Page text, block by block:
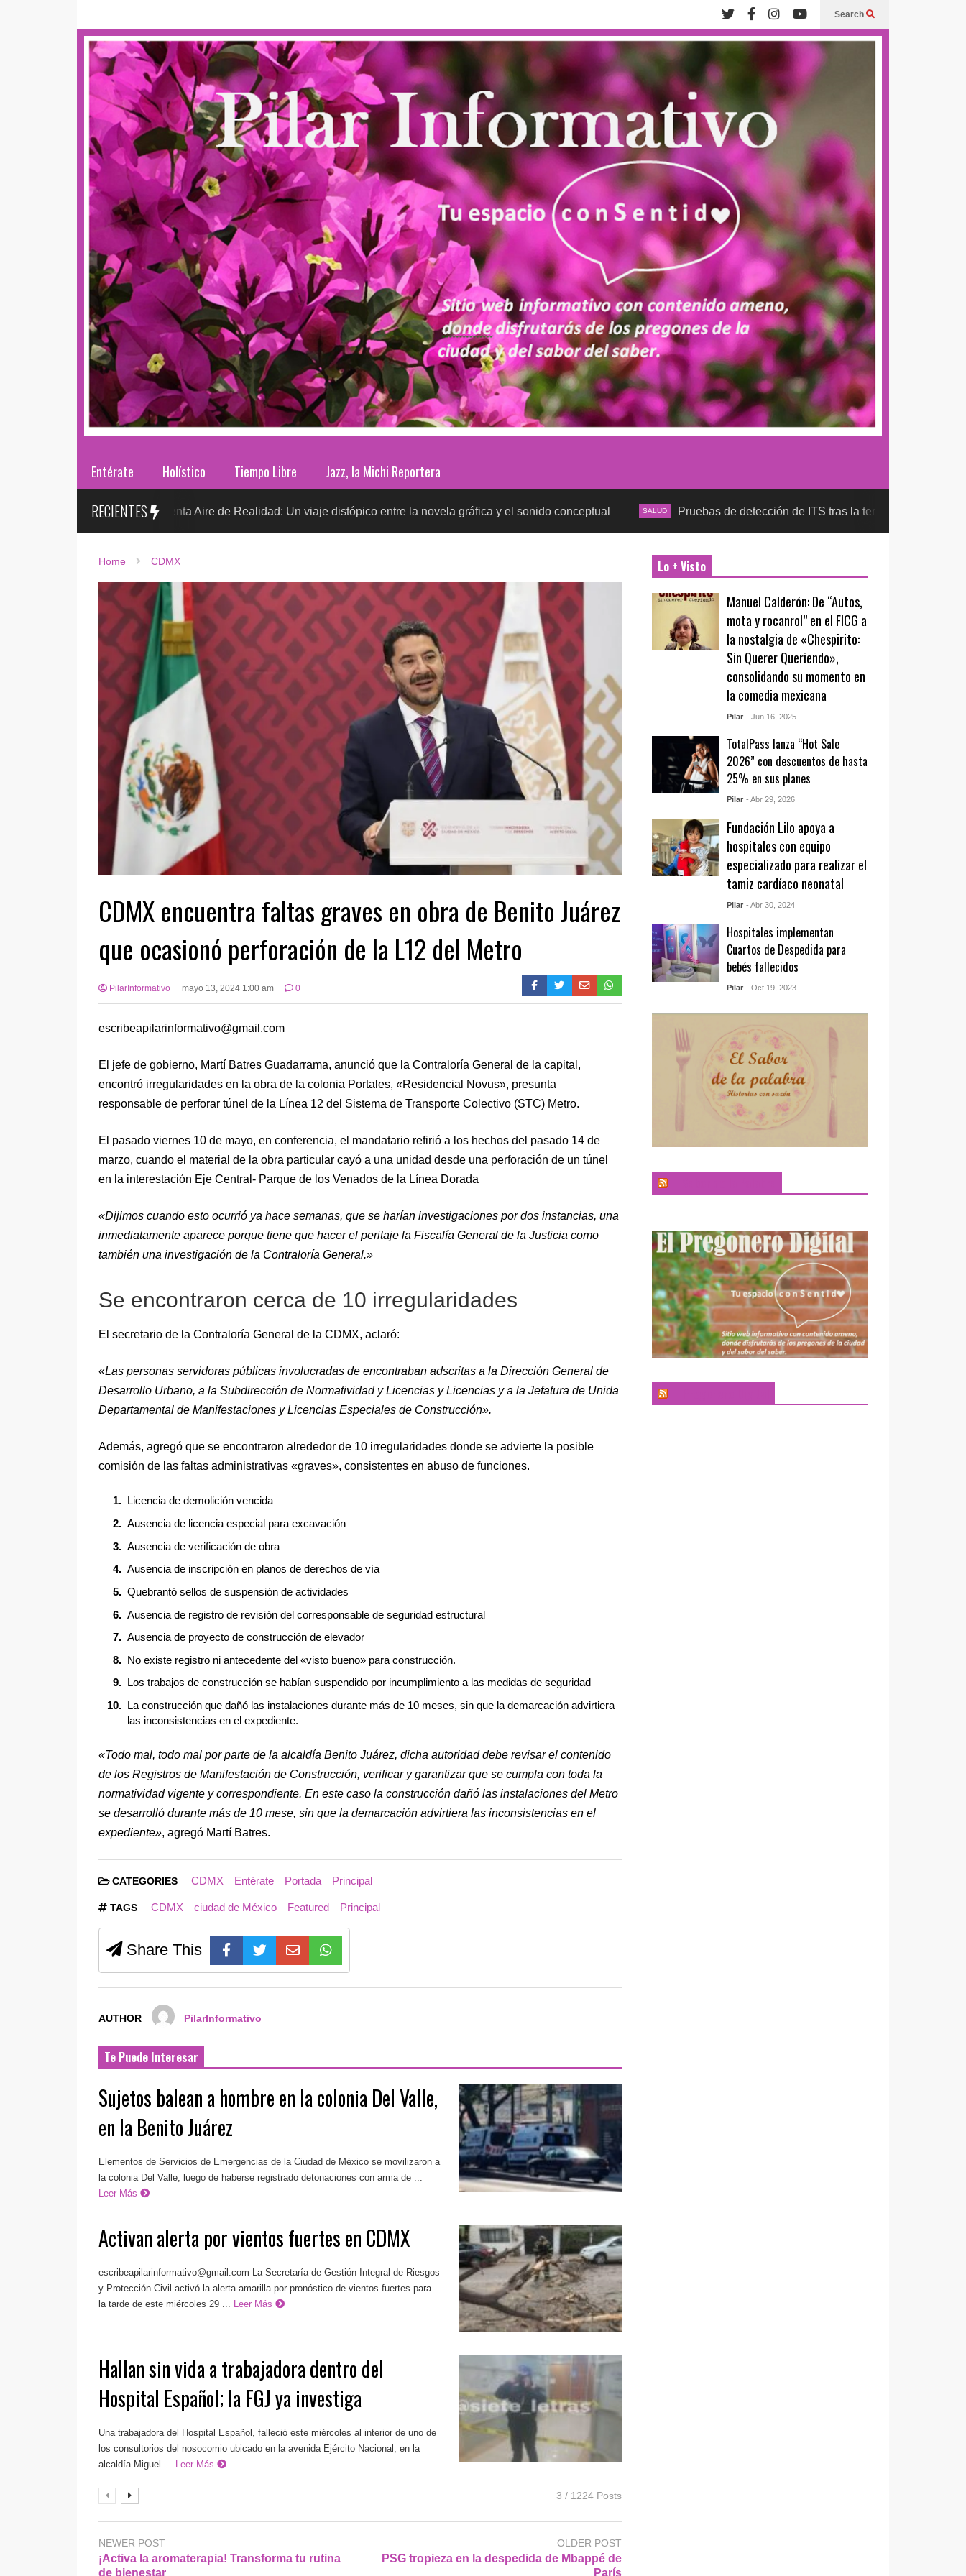
Search
Entérate Holístico Tiempo Libre Jazz, la Michi Reportera
RECIENTES
Sr. González presenta Aire de Realidad: Un viaje distópico entre la novela gráfica y el sonido conceptual SALUD Pruebas de detección de ITS tras la temporada futbolera, aseguran
Home CDMX
CDMX encuentra faltas graves en obra de Benito Juárez
que ocasionó perforación de la L12 del Metro
PilarInformativo mayo 13, 2024 1:00 am 0
escribeapilarinformativo@gmail.com
El jefe de gobierno, Martí Batres Guadarrama, anunció que la Contraloría General de la capital,
encontró irregularidades en la obra de la colonia Portales, «Residencial Novus», presunta
responsable de perforar túnel de la Línea 12 del Sistema de Transporte Colectivo (STC) Metro.
El pasado viernes 10 de mayo, en conferencia, el mandatario refirió a los hechos del pasado 14 de
marzo, cuando el material de la obra particular cayó a una unidad desde una perforación de un túnel
en la interestación Eje Central- Parque de los Venados de la Línea Dorada
«Dijimos cuando esto ocurrió ya hace semanas, que se harían investigaciones por dos instancias, una
inmediatamente aparece porque tiene que hacer el peritaje la Fiscalía General de la Justicia como
también una investigación de la Contraloría General.»
Se encontraron cerca de 10 irregularidades
El secretario de la Contraloría General de la CDMX, aclaró:
«Las personas servidoras públicas involucradas de encontraban adscritas a la Dirección General de
Desarrollo Urbano, a la Subdirección de Normatividad y Licencias y Licencias y a la Jefatura de Unida
Departamental de Manifestaciones y Licencias Especiales de Construcción».
Además, agregó que se encontraron alrededor de 10 irregularidades donde se advierte la posible
comisión de las faltas administrativas «graves», consistentes en abuso de funciones.
Licencia de demolición vencida
Ausencia de licencia especial para excavación
Ausencia de verificación de obra
Ausencia de inscripción en planos de derechos de vía
Quebrantó sellos de suspensión de actividades
Ausencia de registro de revisión del corresponsable de seguridad estructural
Ausencia de proyecto de construcción de elevador
No existe registro ni antecedente del «visto bueno» para construcción.
Los trabajos de construcción se habían suspendido por incumplimiento a las medidas de seguridad
La construcción que dañó las instalaciones durante más de 10 meses, sin que la demarcación advirtiera
las inconsistencias en el expediente.
«Todo mal, todo mal por parte de la alcaldía Benito Juárez, dicha autoridad debe revisar el contenido
de los Registros de Manifestación de Construcción, verificar y garantizar que se cumpla con toda la
normatividad vigente y correspondiente. En este caso la construcción dañó las instalaciones del Metro
se desarrolló durante más de 10 mese, sin que la demarcación advirtiera las inconsistencias en el
expediente», agregó Martí Batres.
CATEGORIES CDMX Entérate Portada Principal
TAGS CDMX ciudad de México Featured Principal
Share This
AUTHOR PilarInformativo
Te Puede Interesar
Sujetos balean a hombre en la colonia Del Valle,
en la Benito Juárez
Elementos de Servicios de Emergencias de la Ciudad de México se movilizaron a
la colonia Del Valle, luego de haberse registrado detonaciones con arma de ...
Leer Más
Activan alerta por vientos fuertes en CDMX
escribeapilarinformativo@gmail.com La Secretaría de Gestión Integral de Riesgos
y Protección Civil activó la alerta amarilla por pronóstico de vientos fuertes para
la tarde de este miércoles 29 ... Leer Más
Hallan sin vida a trabajadora dentro del
Hospital Español; la FGJ ya investiga
Una trabajadora del Hospital Español, falleció este miércoles al interior de uno de
los consultorios del nosocomio ubicado en la avenida Ejército Nacional, en la
alcaldía Miguel ...
Leer Más
3 / 1224 Posts
NEWER POST
¡Activa la aromaterapia! Transforma tu rutina
de bienestar
OLDER POST
PSG tropieza en la despedida de Mbappé de
París
Lo + Visto
Manuel Calderón: De “Autos,
mota y rocanrol” en el FICG a
la nostalgia de «Chespirito:
Sin Querer Queriendo»,
consolidando su momento en
la comedia mexicana
Pilar - Jun 16, 2025
TotalPass lanza “Hot Sale
2026” con descuentos de hasta
25% en sus planes
Pilar - Abr 29, 2026
Fundación Lilo apoya a
hospitales con equipo
especializado para realizar el
tamiz cardíaco neonatal
Pilar - Abr 30, 2024
Hospitales implementan
Cuartos de Despedida para
bebés fallecidos
Pilar - Oct 19, 2023